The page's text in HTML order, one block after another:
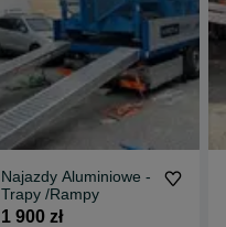
Najazdy Aluminiowe -
Trapy /Rampy
1 900 zł